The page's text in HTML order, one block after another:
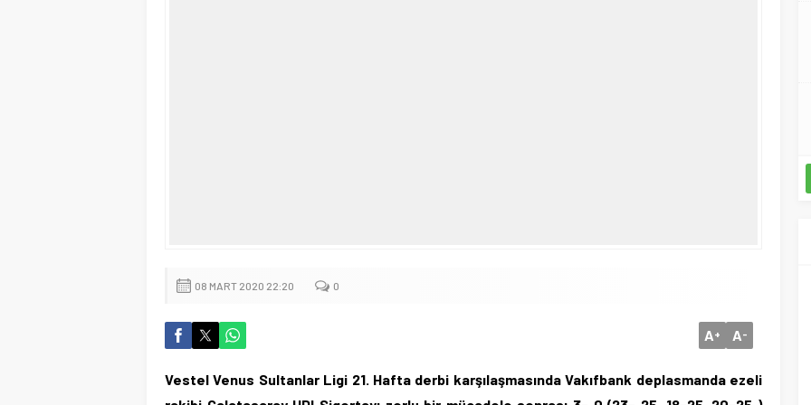
08 MART 2020 22:20 0
A+ A-
Vestel Venus Sultanlar Ligi 21. Hafta derbi karşılaşmasında Vakıfbank deplasmanda ezeli